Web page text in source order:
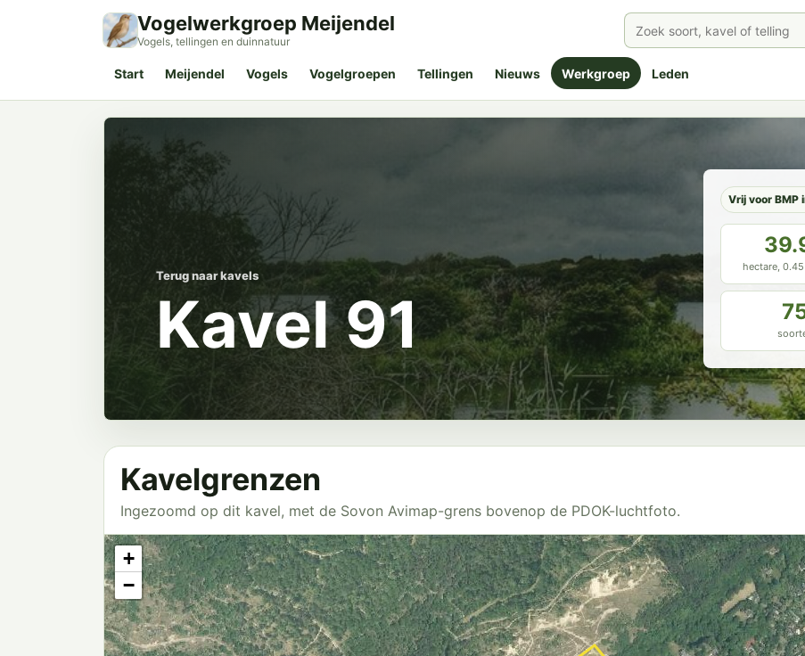
Vogelwerkgroep Meijendel
Vogels, tellingen en duinnatuur
Start Meijendel Vogels Vogelgroepen Tellingen Nieuws Werkgroep Leden
Terug naar kavels
Kavel 91
Vrij voor BMP
hectare,
Kavelgrenzen
Ingezoomd op dit kavel, met de Sovon Avimap-grens bovenop de PDOK-luchtfoto.
+
−